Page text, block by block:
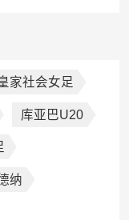
家社会女足
库亚巴U20
纳